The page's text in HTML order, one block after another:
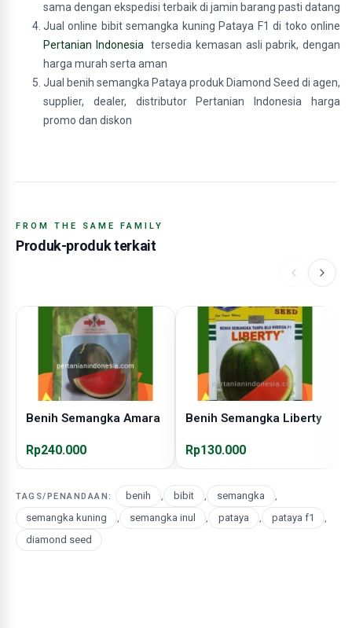
sama dengan ekspedisi terbaik di jamin barang pasti datang
Jual online bibit semangka kuning Pataya F1 di toko online
Pertanian Indonesia tersedia kemasan asli pabrik, dengan
harga murah serta aman
Jual benih semangka Pataya produk Diamond Seed di agen,
supplier, dealer, distributor Pertanian Indonesia harga
promo dan diskon
FROM THE SAME FAMILY
Produk-produk terkait
Benih Semangka Amara
Rp240.000
Benih Semangka Liberty
Rp130.000
TAGS/PENANDAAN: benih , bibit , semangka
,
semangka kuning
, semangka inul , pataya , pataya f1
,
diamond seed